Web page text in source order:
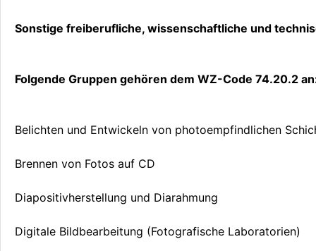
Sonstige freiberufliche, wissenschaftliche und
Folgende Gruppen gehören dem WZ-Code 74.20.2
Belichten und Entwickeln von photoempfindlichen
Brennen von Fotos auf CD
Diapositivherstellung und Diarahmung
Digitale Bildbearbeitung (Fotografische Laboratorien)